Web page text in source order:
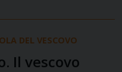
DEL VESCOVO
Il vescovo